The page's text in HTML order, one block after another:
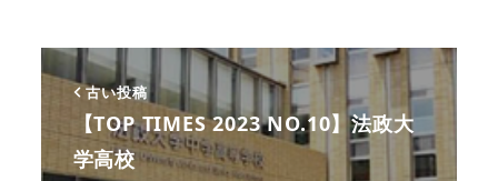
古い投稿
【TOP TIMES 2023 NO.10】法政大
学高校